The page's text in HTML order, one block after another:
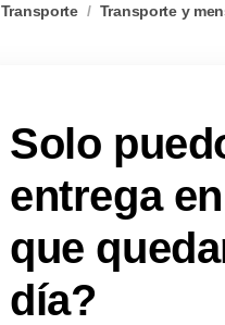
Transporte / Transporte y
Solo
entrega
que
día?